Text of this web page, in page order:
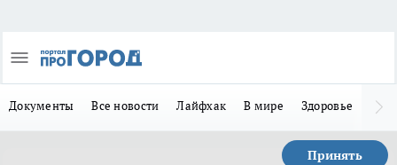
Документы Все новости Лайфхак В мире Здоровье
Принять